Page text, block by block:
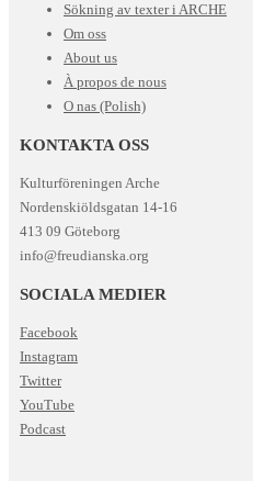
Sökning av texter i ARCHE
Om oss
About us
À propos de nous
O nas (Polish)
KONTAKTA OSS
Kulturföreningen Arche
Nordenskiöldsgatan 14-16
413 09 Göteborg
info@freudianska.org
SOCIALA MEDIER
Facebook
Instagram
Twitter
YouTube
Podcast